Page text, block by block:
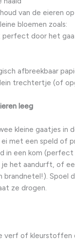
van de eieren
bloemen zoals:
perfect door het
afbreekbaar
trechtertje (of
leeg
kleine gaatjes in
met een speld of
in een kom
je het aandurft, of
brandnetel!). Spoel
ze drogen.
verf of kleurstoffen